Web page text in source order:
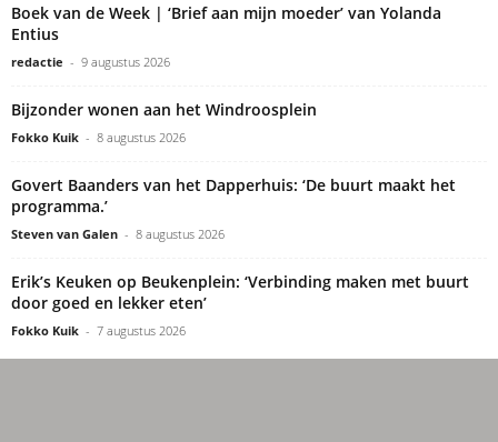
Boek van de Week | ‘Brief aan mijn moeder’ van Yolanda
Entius
redactie - 9 augustus 2026
Bijzonder wonen aan het Windroosplein
Fokko Kuik - 8 augustus 2026
Govert Baanders van het Dapperhuis: ‘De buurt maakt het
programma.’
Steven van Galen - 8 augustus 2026
Erik’s Keuken op Beukenplein: ‘Verbinding maken met buurt
door goed en lekker eten’
Fokko Kuik - 7 augustus 2026